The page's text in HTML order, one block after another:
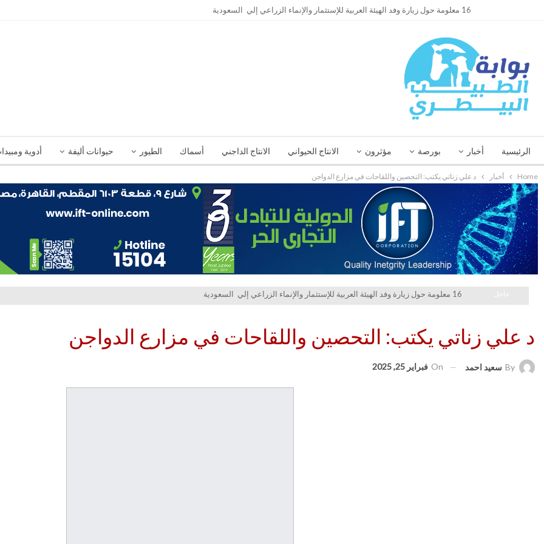
16 معلومة حول زيارة وفد الهيئة العربية للإستثمار والإنماء الزراعي إلي السعودية
الرئيسية أخبار بورصة مؤثرون الانتاج الحيواني الانتاج الداجني أسماك الطيور حيوانات أليفة أدوية
Home أخبار د علي زناتي يكتب: التحصين واللقاحات في مزارع الدواجن
16 معلومة حول زيارة وفد الهيئة العربية للإستثمار والإنماء الزراعي إلي السعودية
د علي زناتي يكتب: التحصين واللقاحات في مزارع الدواجن
By سعيد احمد On فبراير 25, 2025